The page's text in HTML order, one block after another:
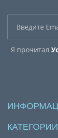
Я прочитал
КАТЕГОРИИ